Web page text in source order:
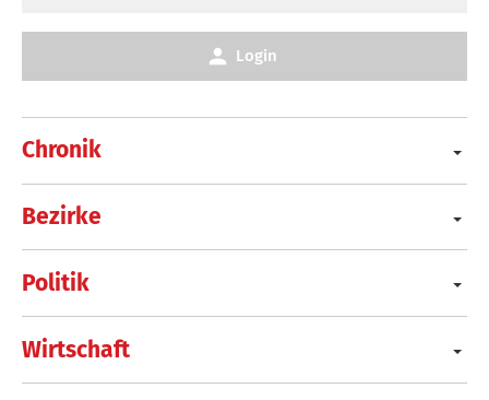
Chronik
Bezirke
Politik
Wirtschaft
Login